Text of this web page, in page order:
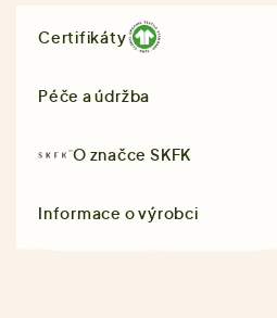
Certifikáty
Péče a údržba
O značceSKFK
Informace o výrobci